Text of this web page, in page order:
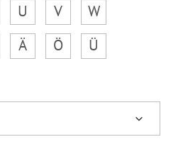
U V
W
Ä Ö
Ü